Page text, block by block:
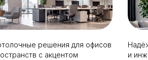
решения для офисов
с акцентом
и